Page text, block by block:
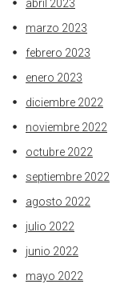
abril 2023
marzo 2023
febrero 2023
enero 2023
diciembre 2022
noviembre 2022
octubre 2022
septiembre 2022
agosto 2022
julio 2022
junio 2022
mayo 2022